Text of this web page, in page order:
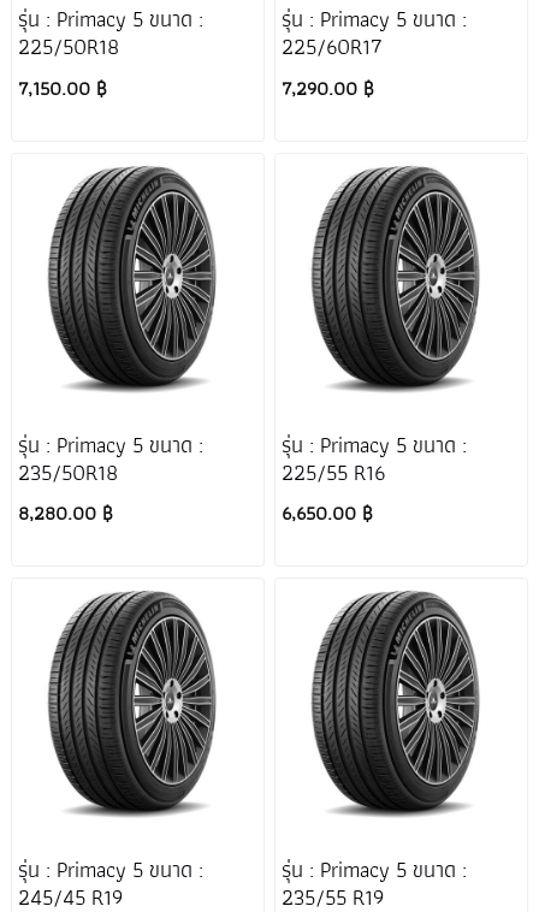
รุ่น : Primacy 5 ขนาด :
225/50R18
7,150.00 ฿
รุ่น : Primacy 5 ขนาด :
225/60R17
7,290.00 ฿
รุ่น : Primacy 5 ขนาด :
235/50R18
8,280.00 ฿
รุ่น : Primacy 5 ขนาด :
225/55 R16
6,650.00 ฿
รุ่น : Primacy 5 ขนาด :
245/45 R19
รุ่น : Primacy 5 ขนาด :
235/55 R19